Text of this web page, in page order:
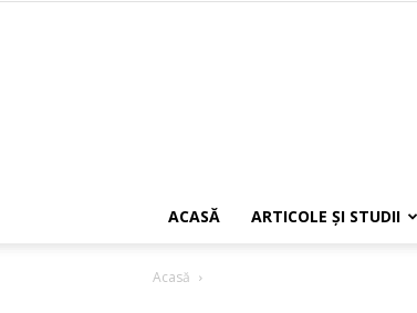
ACASĂ ARTICOLE ŞI STUDII
Acasă